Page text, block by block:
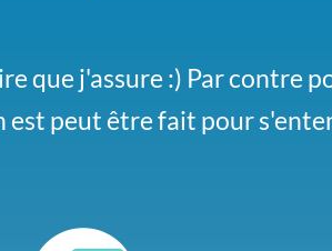
que j'assure :) Par contre
est peut être fait pour
avant que ça ne parte au
juste venir les chercher